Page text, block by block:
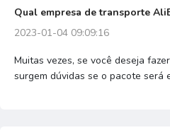
Qual empresa de transporte
2023-01-04 09:09:16
Muitas vezes, se você deseja
surgem dúvidas se o pacote será